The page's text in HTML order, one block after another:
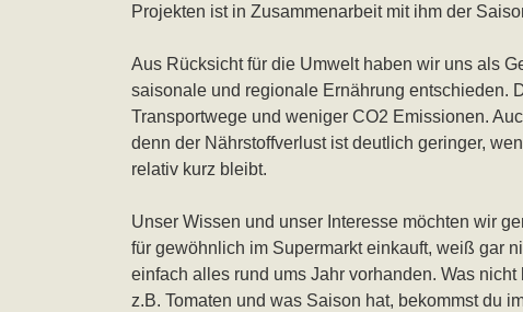
Projekten ist in Zusammenarbeit mit ihm der
Aus Rücksicht für die Umwelt haben wir uns als
saisonale und regionale Ernährung entschieden.
Transportwege und weniger CO2 Emissionen.
denn der Nährstoffverlust ist deutlich geringer,
relativ kurz bleibt.
Unser Wissen und unser Interesse möchten wir
für gewöhnlich im Supermarkt einkauft, weiß gar
einfach alles rund ums Jahr vorhanden. Was
z.B. Tomaten und was Saison hat, bekommst du